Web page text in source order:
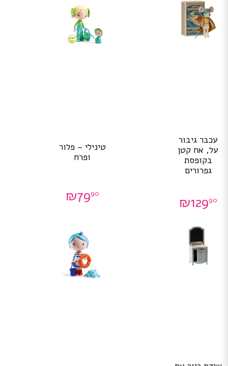
עכבר גיבור
על, אח קטן
בקופסת
גפרורים
₪12990
טינילי – פלור
ופרח
₪7990